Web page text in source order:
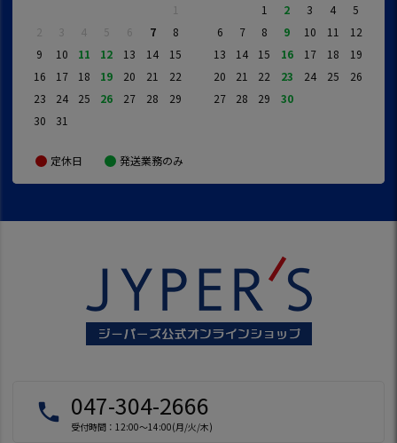
1
2
3 4 5 6 7
8
9
10 11 12 13 14
15
16
17 18 19 20 21
22
23
24 25 26 27 28
29
30
31
1 2 3 4
5
6
7 8 9 10 11
12
13
14 15 16 17 18
19
20
21 22 23 24 25
26
27
28 29 30
定休日 発送業務のみ
local_phone 047-304-2666
受付時間：12:00～14:00(月/火/木)